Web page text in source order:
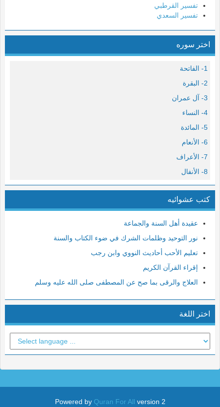
تفسير القرطبي
تفسير السعدي
اختر سوره
1- الفاتحة
2- البقرة
3- آل عمران
4- النساء
5- المائدة
6- الأنعام
7- الأعراف
8- الأنفال
9- التوبة
10- يونس
17- الإسراء
18- الكهف
19- مريم
20- طه
كتب عشوائيه
عقيدة أهل السنة والجماعة
نور التوحيد وظلمات الشرك في ضوء الكتاب والسنة
تعليم الأحب أحاديث النووي وابن رجب
إقراء القرآن الكريم
العلاج والرقى بما صح عن المصطفى صلى الله عليه وسلم
اختر اللغة
Powered by Quran For All version 2